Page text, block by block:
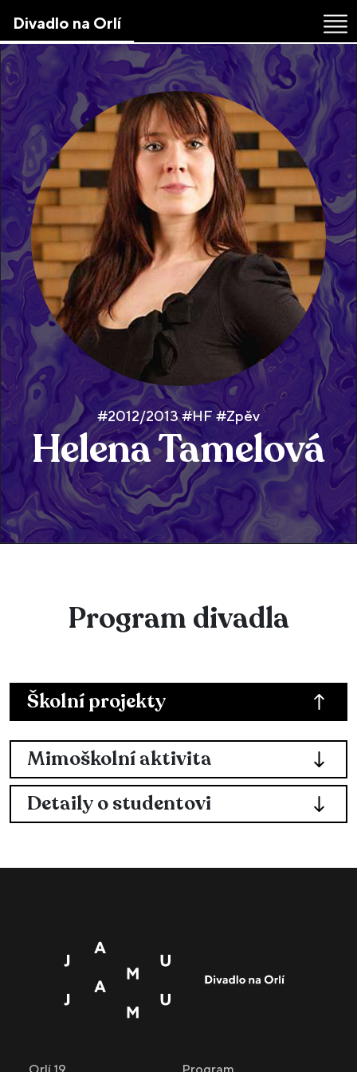
the
content
↷
Divadlo na Orlí
#2012/2013 #HF #Zpěv
Helena Tamelová
Školní projekty
Mimoškolní aktivita
Detaily o studentovi
Program divadla
Orlí 19 Program